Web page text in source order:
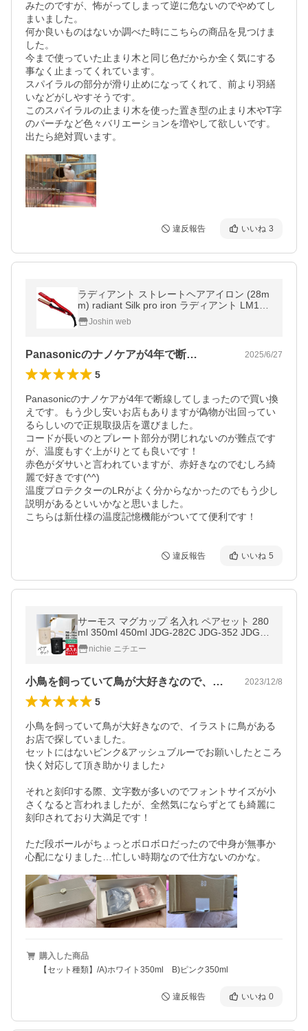
みたのですが、怖がってしまって逆に危ないのでやめてし
まいました。
何か良いものはないか調べた時にこちらの商品を見つけま
した。
今まで使っていた止まり木と同じ色だからか全く気にする
事なく止まってくれています。
スパイラルの部分が滑り止めになってくれて、前より羽繕
いなどがしやすそうです。
このスパイラルの止まり木を使った置き型の止まり木やT字
のパーチなど色々バリエーションを増やして欲しいです。
出たら絶対買います。
違反報告 いいね 3
ラディアント ストレートヘアアイロン (28m
m) radiant Silk pro iron ラディアント LM125
-R 返品種別A
Joshin web
Panasonicのナノケアが4年で断… 2025/6/27
5
Panasonicのナノケアが4年で断線してしまったので買い換
えです。もう少し安いお店もありますが偽物が出回ってい
るらしいので正規取扱店を選びました。
コードが長いのとプレート部分が閉じれないのが難点です
が、温度もすぐ上がりとても良いです！
赤色がダサいと言われていますが、赤好きなのでむしろ綺
麗で好きです(^^)
温度プロテクターのLRがよく分からなかったのでもう少し
説明があるといいかなと思いました。
こちらは新仕様の温度記憶機能がついてて便利です！
違反報告 いいね 5
サーモス マグカップ 名入れ ペアセット 280
ml 350ml 450ml JDG-282C JDG-352 JDG-4
52C Thermos (2個セット ギフト ラッピング
プレゼント)
nichie ニチエー
小鳥を飼っていて鳥が大好きなので、イラ… 2023/12/8
5
小鳥を飼っていて鳥が大好きなので、イラストに鳥がある
お店で探していました。
セットにはないピンク&アッシュブルーでお願いしたところ
快く対応して頂き助かりました♪
それと刻印する際、文字数が多いのでフォントサイズが小
さくなると言われましたが、全然気にならずとても綺麗に
刻印されており大満足です！
ただ段ボールがちょっとボロボロだったので中身が無事か
心配になりました…忙しい時期なので仕方ないのかな。
購入した商品
【セット種類】/A)ホワイト350ml B)ピンク350ml
違反報告 いいね 0